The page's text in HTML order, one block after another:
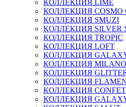
КОЛЛЕКЦИЯ LIME
КОЛЛЕКЦИЯ COSMO
КОЛЛЕКЦИЯ SMUZI
КОЛЛЕКЦИЯ SILVER
КОЛЛЕКЦИЯ TROPIC
КОЛЛЕКЦИЯ LOFT
КОЛЛЕКЦИЯ GALAXY
КОЛЛЕКЦИЯ MILANO
КОЛЛЕКЦИЯ GLITTER
КОЛЛЕКЦИЯ
КОЛЛЕКЦИЯ
КОЛЛЕКЦИЯ